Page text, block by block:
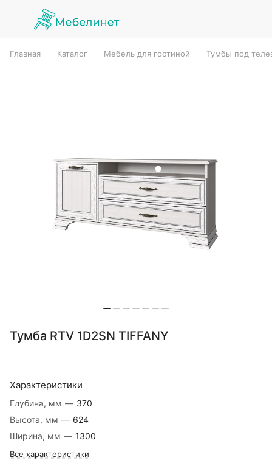
Главная Каталог Мебель для гостиной Тумбы под
Тумба RTV 1D2SN TIFFANY
Характеристики
Глубина, мм — 370
Высота, мм — 624
Ширина, мм — 1300
Все характеристики